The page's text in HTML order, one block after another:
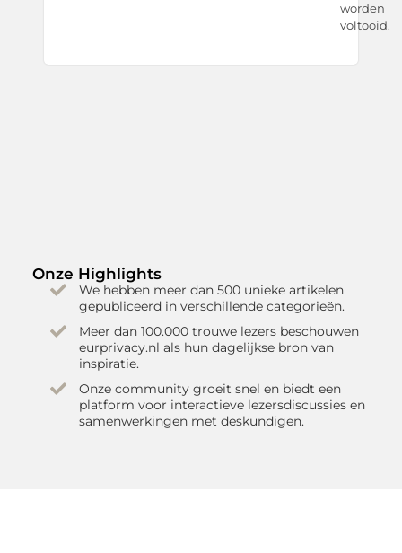
worden
voltooid.
Onze Highlights
We hebben meer dan 500 unieke artikelen
gepubliceerd in verschillende categorieën.
Meer dan 100.000 trouwe lezers beschouwen
eurprivacy.nl als hun dagelijkse bron van
inspiratie.
Onze community groeit snel en biedt een
platform voor interactieve lezersdiscussies en
samenwerkingen met deskundigen.